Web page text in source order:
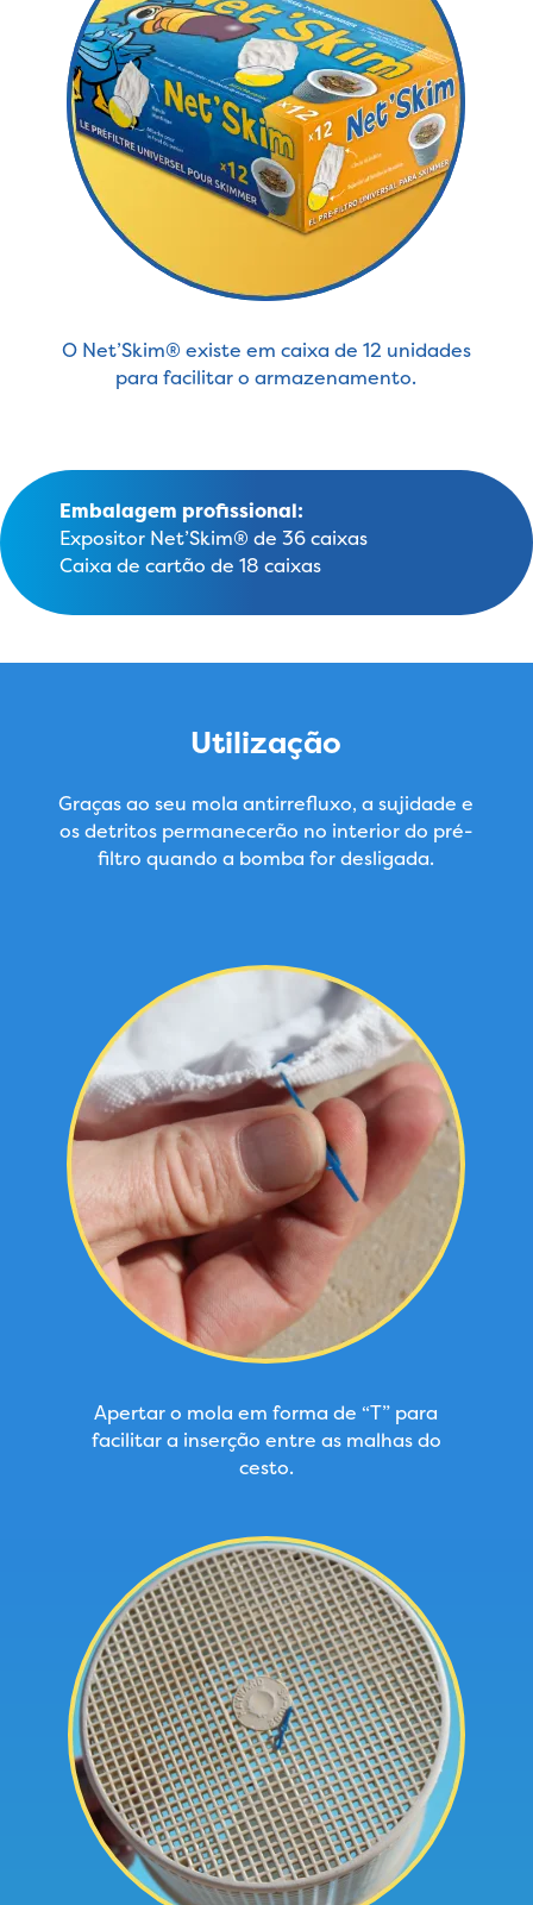
O Net’Skim® existe em caixa de 12 unidades
para facilitar o armazenamento.
Embalagem profissional:
Expositor Net’Skim® de 36 caixas
Caixa de cartão de 18 caixas
Utilização
Graças ao seu mola antirrefluxo, a sujidade e
os detritos permanecerão no interior do pré-
filtro quando a bomba for desligada.
Apertar o mola em forma de “T” para
facilitar a inserção entre as malhas do
cesto.